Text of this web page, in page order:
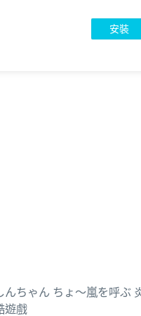
安裝
んちゃん ちょ～嵐を呼ぶ
遊戲